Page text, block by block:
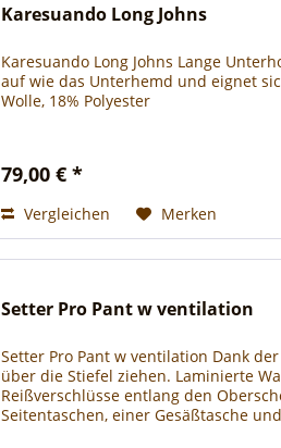
Karesuando Long Johns
Karesuando Long Johns Lange
auf wie das Unterhemd und eignet
Wolle, 18% Polyester
79,00 € *
Vergleichen Merken
Setter Pro Pant w ventilation
Setter Pro Pant w ventilation Dank
über die Stiefel ziehen. Laminierte
Reißverschlüsse entlang den
Seitentaschen, einer Gesäßtasche